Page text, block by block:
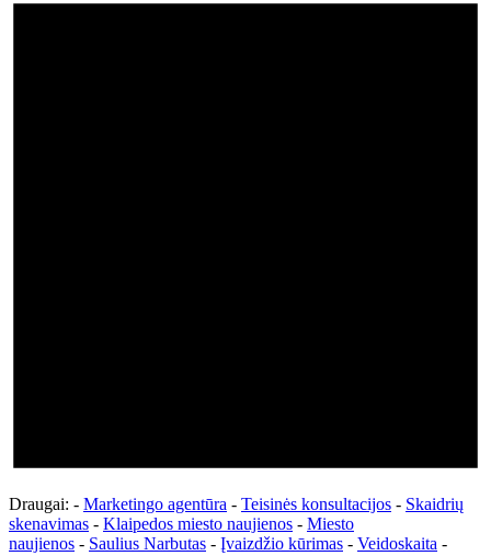
Draugai: - Marketingo agentūra - Teisinės konsultacijos - Skaidrių
skenavimas - Klaipedos miesto naujienos - Miesto
naujienos - Saulius Narbutas - Įvaizdžio kūrimas - Veidoskaita -